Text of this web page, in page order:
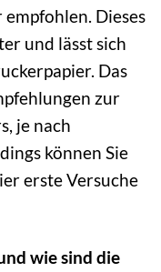
Dieses
und lässt sich
Das
zur
je nach
können Sie
erste Versuche
wie sind die